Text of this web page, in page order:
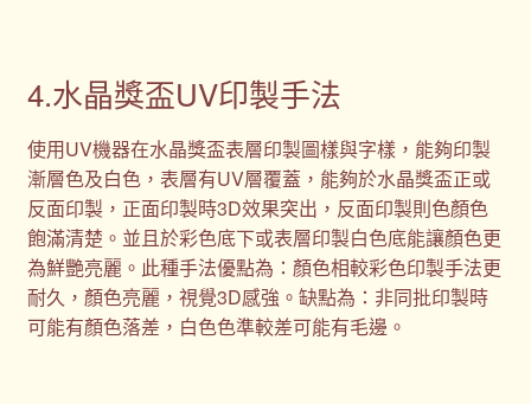
4.水晶獎盃UV印製手法
使用UV機器在水晶獎盃表層印製圖樣與字樣，能夠印製
漸層色及白色，表層有UV層覆蓋，能夠於水晶獎盃正或
反面印製，正面印製時3D效果突出，反面印製則色顏色
飽滿清楚。並且於彩色底下或表層印製白色底能讓顏色更
為鮮艷亮麗。此種手法優點為：顏色相較彩色印製手法更
耐久，顏色亮麗，視覺3D感強。缺點為：非同批印製時
可能有顏色落差，白色色準較差可能有毛邊。